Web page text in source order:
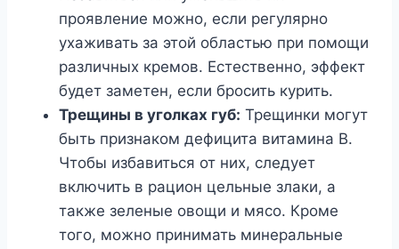
проявление можно, если регулярно
ухаживать за этой областью при помощи
различных кремов. Естественно, эффект
будет заметен, если бросить курить.
Трещины в уголках губ: Трещинки могут
быть признаком дефицита витамина В.
Чтобы избавиться от них, следует
включить в рацион цельные злаки, а
также зеленые овощи и мясо. Кроме
того, можно принимать минеральные